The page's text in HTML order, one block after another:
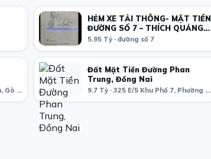
HẺM XE TẢI THÔNG- MẶT TIỀN
ĐƯỜNG SỐ 7 – THÍCH QUẢNG
ĐỨC
5.95 Tỷ · đường số 7
10.6 Tỷ · Ấp Cây Da,Hiệp Thạnh, Gò Dầu, Tây Ninh, Vietnam
Đất Mặt Tiền Đường Phan
Trung, Đồng Nai
9.7 Tỷ · 325 E/5 Khu Phố 7, Phường Tân Tiến, Thành phố Biên Hòa, Đồng Nai, Việt Nam